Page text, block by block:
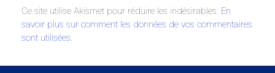
Ce site utilise Akismet pour réduire les indésirables. En
savoir plus sur comment les données de vos commentaires
sont utilisées.